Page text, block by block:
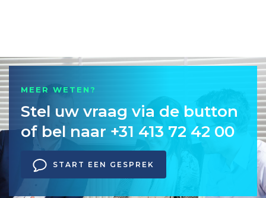
MEER WETEN?
Stel uw vraag via de button
of bel naar +31 413 72 42 00
START EEN GESPREK